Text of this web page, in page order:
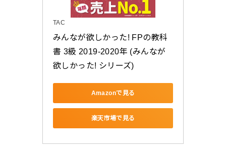
TAC
みんなが欲しかった! FPの教科
書 3級 2019-2020年 (みんなが
欲しかった! シリーズ)
Amazonで見る
楽天市場で見る